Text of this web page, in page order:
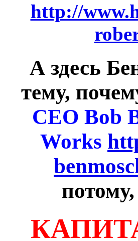
http://
А здесь
тему,
CEO Bob
Works